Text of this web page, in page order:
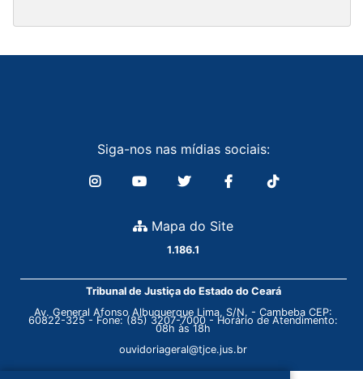
Siga-nos nas mídias sociais:
Mapa do Site
1.186.1
Tribunal de Justiça do Estado do Ceará
Av. General Afonso Albuquerque Lima, S/N. - Cambeba CEP:
60822-325 - Fone: (85) 3207-7000 - Horário de Atendimento:
08h às 18h
ouvidoriageral@tjce.jus.br